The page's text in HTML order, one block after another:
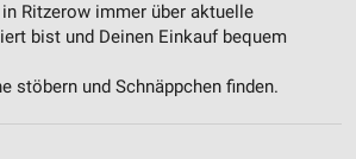
Ritzerow immer über aktuelle
bist und Deinen Einkauf bequem
stöbern und Schnäppchen finden.